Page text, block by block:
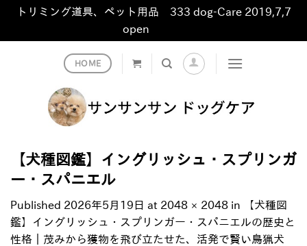
トリミング道具、ペット用品 333 dog-Care 2019,7,7
open
HOME
【犬種図鑑】イングリッシュ・スプリンガ
ー・スパニエル
Published 2026年5月19日 at 2048 × 2048 in
【犬種図
鑑】イングリッシュ・スプリンガー・スパニエルの歴史と
性格｜茂みから獲物を飛び立たせた、活発で賢い鳥猟犬